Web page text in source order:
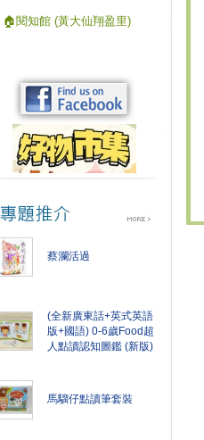
🏠閱知館 (黃大仙翔盈里)
蔡瀾活過
(全新廣東話+英式英語
版+國語) 0-6歲Food超
人點讀認知圖鑑 (新版)
馬騮仔點讀筆套裝